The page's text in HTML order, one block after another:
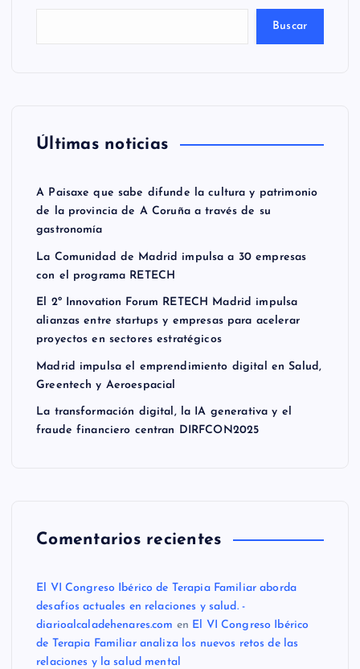
Buscar
Últimas noticias
A Paisaxe que sabe difunde la cultura y patrimonio
de la provincia de A Coruña a través de su
gastronomía
La Comunidad de Madrid impulsa a 30 empresas
con el programa RETECH
El 2º Innovation Forum RETECH Madrid impulsa
alianzas entre startups y empresas para acelerar
proyectos en sectores estratégicos
Madrid impulsa el emprendimiento digital en Salud,
Greentech y Aeroespacial
La transformación digital, la IA generativa y el
fraude financiero centran DIRFCON2025
Comentarios recientes
El VI Congreso Ibérico de Terapia Familiar aborda
desafíos actuales en relaciones y salud. -
diarioalcaladehenares.com en El VI Congreso Ibérico
de Terapia Familiar analiza los nuevos retos de las
relaciones y la salud mental